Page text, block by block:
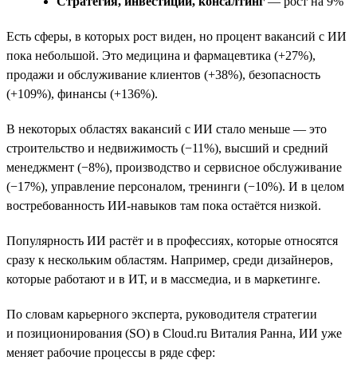
Есть сферы, в которых рост виден, но процент вакансий с ИИ
пока небольшой. Это медицина и фармацевтика (+27%),
продажи и обслуживание клиентов (+38%), безопасность
(+109%), финансы (+136%).
В некоторых областях вакансий с ИИ стало меньше — это
строительство и недвижимость (−11%), высший и средний
менеджмент (−8%), производство и сервисное обслуживание
(−17%), управление персоналом, тренинги (−10%). И в целом
востребованность ИИ-навыков там пока остаётся низкой.
Популярность ИИ растёт и в профессиях, которые относятся
сразу к нескольким областям. Например, среди дизайнеров,
которые работают и в ИТ, и в массмедиа, и в маркетинге.
По словам карьерного эксперта, руководителя стратегии
и позиционирования (SO) в Cloud.ru Виталия Ранна, ИИ уже
меняет рабочие процессы в ряде сфер: